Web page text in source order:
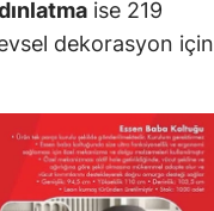
ise 219
dekorasyon için